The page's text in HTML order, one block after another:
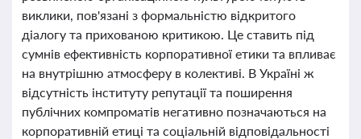
виклики, пов'язані з формальністю відкритого
діалогу та прихованою критикою. Це ставить під
сумнів ефективність корпоративної етики та впливає
на внутрішню атмосферу в колективі. В Україні ж
відсутність інституту репутації та поширення
публічних компроматів негативно позначаються на
корпоративній етиці та соціальній відповідальності